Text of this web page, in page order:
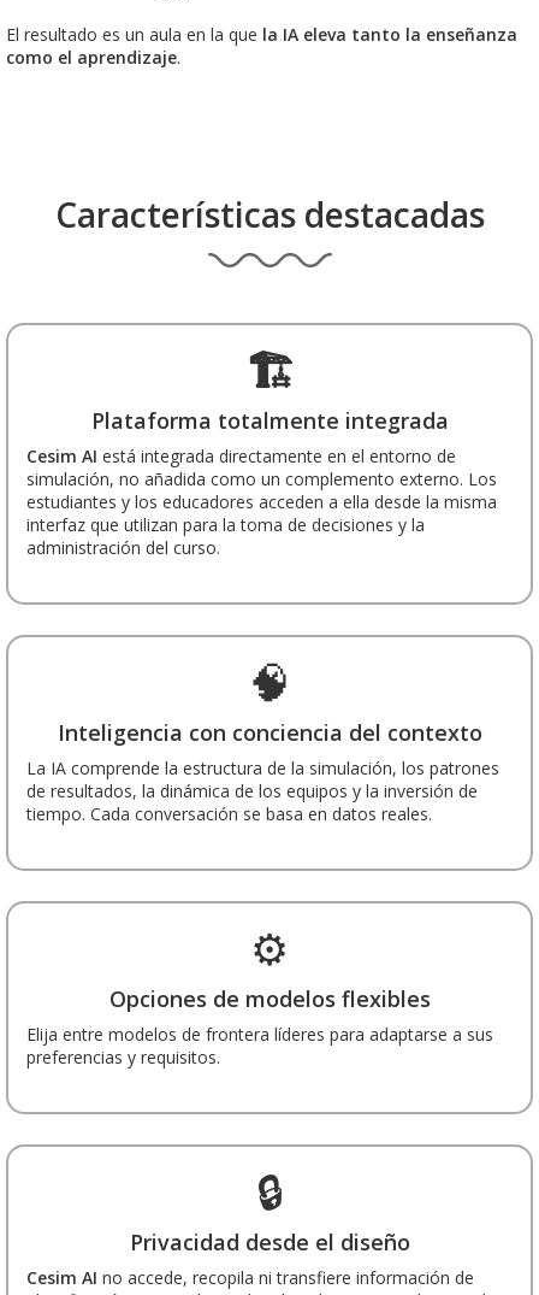
El resultado es un aula en la que la IA eleva tanto la enseñanza
como el aprendizaje.
Características destacadas
🏗️
Plataforma totalmente integrada
Cesim AI está integrada directamente en el entorno de
simulación, no añadida como un complemento externo. Los
estudiantes y los educadores acceden a ella desde la misma
interfaz que utilizan para la toma de decisiones y la
administración del curso.
🧠
Inteligencia con conciencia del contexto
La IA comprende la estructura de la simulación, los patrones
de resultados, la dinámica de los equipos y la inversión de
tiempo. Cada conversación se basa en datos reales.
⚙️
Opciones de modelos flexibles
Elija entre modelos de frontera líderes para adaptarse a sus
preferencias y requisitos.
🔒
Privacidad desde el diseño
Cesim AI no accede, recopila ni transfiere información de